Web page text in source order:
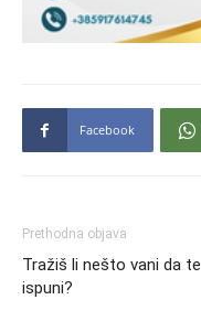
Facebook
Prethodna objava
Tražiš li nešto vani da te
ispuni?